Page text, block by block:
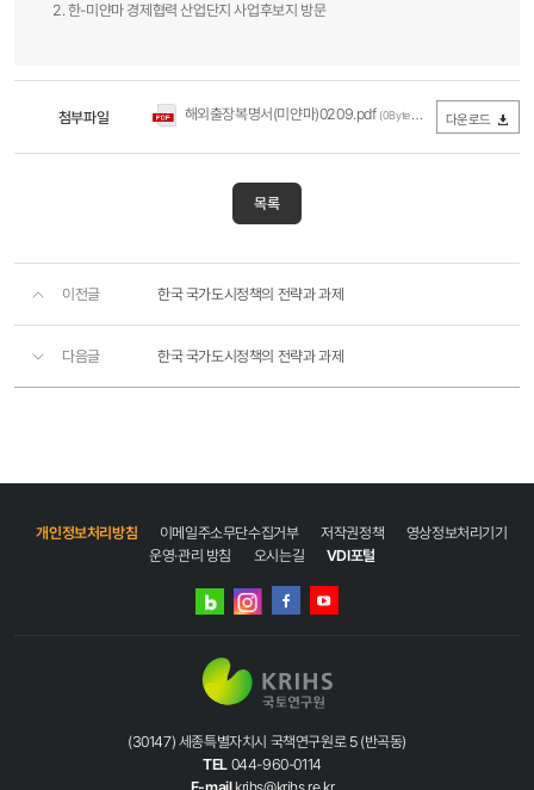
2. 한-미얀마 경제협력 산업단지 사업후보지 방문
첨부파일 해외출장복명서(미얀마)0209.pdf (0Byte / 다운로드 215회) 다운로드
목록
이전글 한국 국가도시정책의 전략과 과제
다음글 한국 국가도시정책의 전략과 과제
개인정보처리방침 이메일주소무단수집거부 저작권정책
영상정보처리기기
운영·관리 방침
오시는길 VDI포털
네이버
인스타그램
(30147) 세종특별자치시 국책연구원로 5 (반곡동)
TEL 044-960-0114